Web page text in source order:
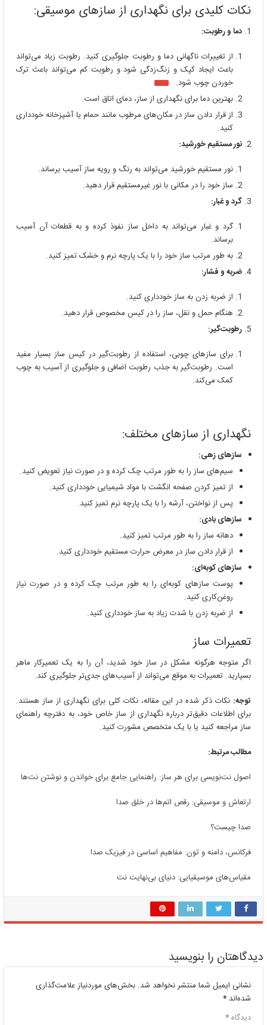
نکات کلیدی برای نگهداری از سازهای موسیقی:
دما و رطوبت:
از تغییرات ناگهانی دما و رطوبت جلوگیری کنید. رطوبت زیاد می‌تواند
باعث ایجاد کپک و زنگ‌زدگی شود و رطوبت کم می‌تواند باعث ترک
خوردن چوب شود.
بهترین دما برای نگهداری از ساز، دمای اتاق است.
از قرار دادن ساز در مکان‌های مرطوب مانند حمام یا آشپزخانه خودداری
کنید.
نور مستقیم خورشید:
نور مستقیم خورشید می‌تواند به رنگ و رویه ساز آسیب برساند.
ساز خود را در مکانی با نور غیرمستقیم قرار دهید.
گرد و غبار:
گرد و غبار می‌تواند به داخل ساز نفوذ کرده و به قطعات آن آسیب
برساند.
به طور مرتب ساز خود را با یک پارچه نرم و خشک تمیز کنید.
ضربه و فشار:
از ضربه زدن به ساز خودداری کنید.
هنگام حمل و نقل، ساز را در کیس مخصوص قرار دهید.
رطوبت‌گیر:
برای سازهای چوبی، استفاده از رطوبت‌گیر در کیس ساز بسیار مفید
است. رطوبت‌گیر به جذب رطوبت اضافی و جلوگیری از آسیب به چوب
کمک می‌کند.
نگهداری از سازهای مختلف:
سازهای زهی:
سیم‌های ساز را به طور مرتب چک کرده و در صورت نیاز تعویض کنید.
از تمیز کردن صفحه انگشت با مواد شیمیایی خودداری کنید.
پس از نواختن، آرشه را با یک پارچه نرم تمیز کنید.
سازهای بادی:
دهانه ساز را به طور مرتب تمیز کنید.
از قرار دادن ساز در معرض حرارت مستقیم خودداری کنید.
سازهای کوبه‌ای:
پوست سازهای کوبه‌ای را به طور مرتب چک کرده و در صورت نیاز
روغن‌کاری کنید.
از ضربه زدن با شدت زیاد به ساز خودداری کنید.
تعمیرات ساز
اگر متوجه هرگونه مشکل در ساز خود شدید، آن را به یک تعمیرکار ماهر
بسپارید. تعمیرات به موقع می‌تواند از آسیب‌های جدی‌تر جلوگیری کند.
توجه: نکات ذکر شده در این مقاله، نکات کلی برای نگهداری از ساز هستند.
برای اطلاعات دقیق‌تر درباره نگهداری از ساز خاص خود، به دفترچه راهنمای
ساز مراجعه کنید یا با یک متخصص مشورت کنید.
مطالب مرتبط:
اصول نت‌نویسی برای هر ساز: راهنمایی جامع برای خواندن و نوشتن نت‌ها
ارتعاش و موسیقی: رقص اتم‌ها در خلق صدا
صدا چیست؟
فرکانس، دامنه و تون: مفاهیم اساسی در فیزیک صدا
مقیاس‌های موسیقیایی: دنیای بی‌نهایت نت
دیدگاهتان را بنویسید
نشانی ایمیل شما منتشر نخواهد شد. بخش‌های موردنیاز علامت‌گذاری
شده‌اند*
دیدگاه*